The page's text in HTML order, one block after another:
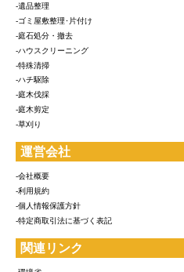
-遺品整理
-ゴミ屋敷整理･片付け
-庭石処分・撤去
-ハウスクリーニング
-特殊清掃
-ハチ駆除
-庭木伐採
-庭木剪定
-草刈り
運営会社
-会社概要
-利用規約
-個人情報保護方針
-特定商取引法に基づく表記
関連リンク